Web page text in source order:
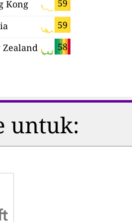
59
Kong
59
58
Zealand
untuk: